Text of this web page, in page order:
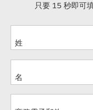
只要 15 秒即可